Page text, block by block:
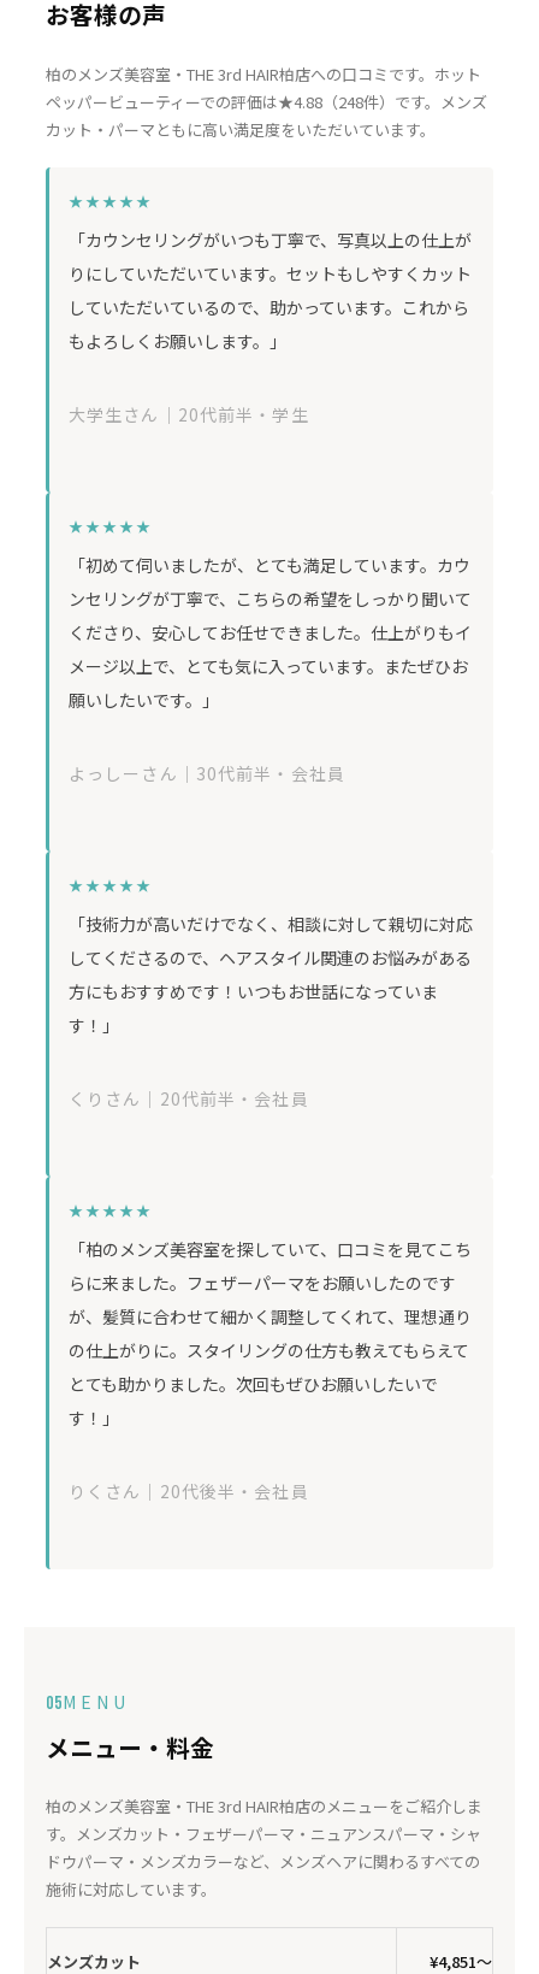
お客様の声
柏のメンズ美容室・THE 3rd HAIR柏店への口コミです。ホット
ペッパービューティーでの評価は★4.88（248件）です。メンズ
カット・パーマともに高い満足度をいただいています。
★★★★★
「カウンセリングがいつも丁寧で、写真以上の仕上が
りにしていただいています。セットもしやすくカット
していただいているので、助かっています。これから
もよろしくお願いします。」
大学生さん｜20代前半・学生
★★★★★
「初めて伺いましたが、とても満足しています。カウ
ンセリングが丁寧で、こちらの希望をしっかり聞いて
くださり、安心してお任せできました。仕上がりもイ
メージ以上で、とても気に入っています。またぜひお
願いしたいです。」
よっしーさん｜30代前半・会社員
★★★★★
「技術力が高いだけでなく、相談に対して親切に対応
してくださるので、ヘアスタイル関連のお悩みがある
方にもおすすめです！いつもお世話になっていま
す！」
くりさん｜20代前半・会社員
★★★★★
「柏のメンズ美容室を探していて、口コミを見てこち
らに来ました。フェザーパーマをお願いしたのです
が、髪質に合わせて細かく調整してくれて、理想通り
の仕上がりに。スタイリングの仕方も教えてもらえて
とても助かりました。次回もぜひお願いしたいで
す！」
りくさん｜20代後半・会社員
05MENU
メニュー・料金
柏のメンズ美容室・THE 3rd HAIR柏店のメニューをご紹介しま
す。メンズカット・フェザーパーマ・ニュアンスパーマ・シャ
ドウパーマ・メンズカラーなど、メンズヘアに関わるすべての
施術に対応しています。
メンズカット ¥4,851〜